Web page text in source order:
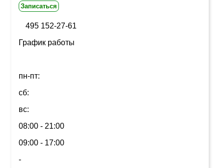
Записаться
495 152-27-61
График работы
пн-пт:
сб:
вс:
08:00 - 21:00
09:00 - 17:00
-